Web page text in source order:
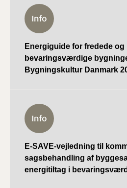
Energiguide for fredede og
bevaringsværdige
Bygningskultur Danmark
E-SAVE-vejledning til
sagsbehandling af
energitiltag i